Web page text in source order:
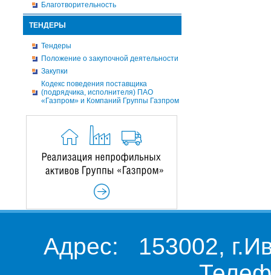
Благотворительность
ТЕНДЕРЫ
Тендеры
Положение о закупочной деятельности
Закупки
Кодекс поведения поставщика
(подрядчика, исполнителя) ПАО
«Газпром» и Компаний Группы Газпром
Адрес: 153002,